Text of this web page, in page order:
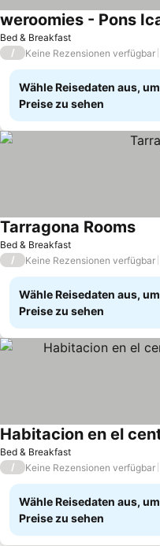
Bed & Breakfast
weroomies - Pons
/ Keine Rezensionen verfügbar
Wähle Reisedaten aus,
Preise zu sehen
Bed & Breakfast
Tarragona Rooms
/ Keine Rezensionen verfügbar
Wähle Reisedaten aus,
Preise zu sehen
Bed & Breakfast
/ Keine Rezensionen verfügbar
Wähle Reisedaten aus,
Preise zu sehen